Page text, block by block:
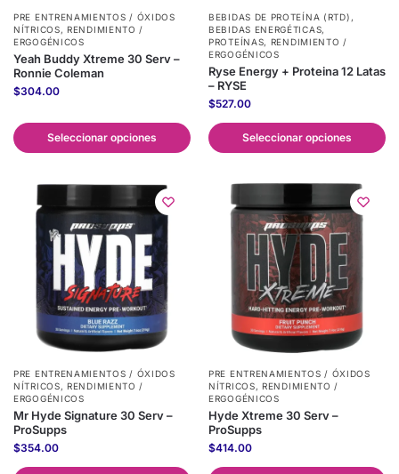
PRE ENTRENAMIENTOS / ÓXIDOS
NÍTRICOS,RENDIMIENTO /
ERGOGÉNICOS
Yeah Buddy Xtreme 30 Serv –
Ronnie Coleman
$304.00
Seleccionar opciones
BEBIDAS DE PROTEÍNA (RTD) ,
BEBIDAS ENERGÉTICAS,
PROTEÍNAS, RENDIMIENTO /
ERGOGÉNICOS
Ryse Energy + Proteina 12 Latas
– RYSE
$527.00
Seleccionar opciones
PRE ENTRENAMIENTOS / ÓXIDOS
NÍTRICOS,RENDIMIENTO /
ERGOGÉNICOS
Mr Hyde Signature 30 Serv –
ProSupps
$354.00
PRE ENTRENAMIENTOS / ÓXIDOS
NÍTRICOS,RENDIMIENTO /
ERGOGÉNICOS
Hyde Xtreme 30 Serv –
ProSupps
$414.00